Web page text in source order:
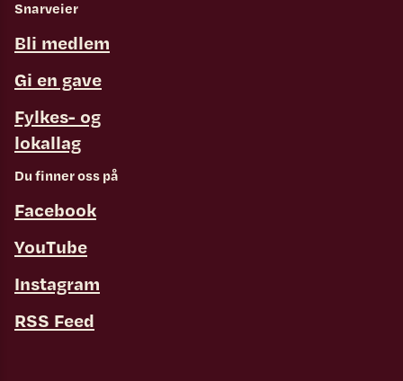
Snarveier
Bli medlem
Gi en gave
Fylkes- og
lokallag
Du finner oss på
Facebook
YouTube
Instagram
RSS Feed